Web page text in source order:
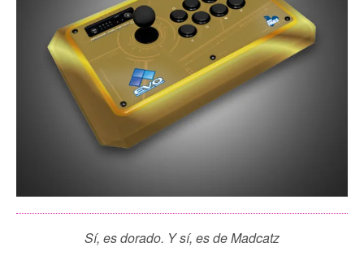
Sí, es dorado. Y sí, es de Madcatz